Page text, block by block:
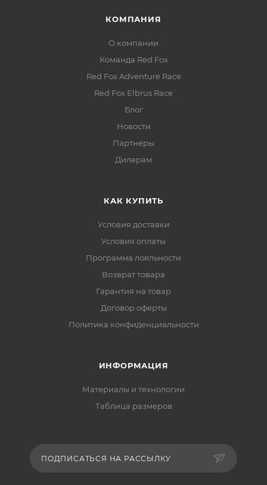
КОМПАНИЯ
О компании
Команда Red Fox
Red Fox Adventure Race
Red Fox Elbrus Race
Блог
Новости
Партнеры
Дилерам
КАК КУПИТЬ
Условия доставки
Условия оплаты
Программа лояльности
Возврат товара
Гарантия на товар
Договор оферты
Политика конфиденциальности
ИНФОРМАЦИЯ
Материалы и технологии
Таблица размеров
ПОДПИСАТЬСЯ НА РАССЫЛКУ